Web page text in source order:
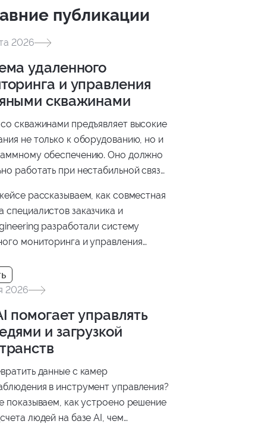
публикации
2026
удаленного
и управления
скважинами
скважинами предъявляет высокие
не только к оборудованию, но и
обеспечению. Оно должно
работать при нестабильной связи,
безопасно передавать
помогать инженерам принимать
на основе актуальной информации.
рассказываем, как совместная
специалистов заказчика и
разработали систему
мониторинга и управления
2026
помогает управлять
и загрузкой
данные с камер
в инструмент управления?
показываем, как устроено решение
людей на базе AI, чем